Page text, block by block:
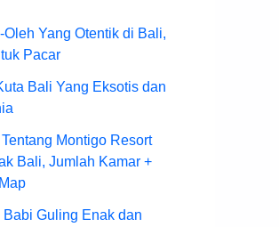
Oleh Yang Otentik di Bali,
Pacar
Bali Yang Eksotis dan
Montigo Resort
Bali, Jumlah Kamar +
Babi Guling Enak dan